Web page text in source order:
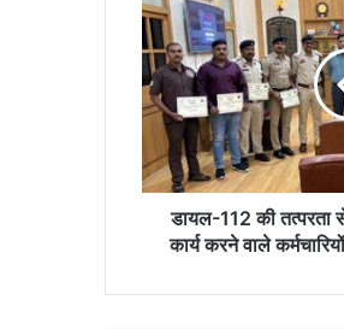
की
तत्परता
से
बचीं
कई
जिंदगियां,
उत्कृष्ट
कार्य
को
डायल-112 की तत्परता
कार्य करने वाले